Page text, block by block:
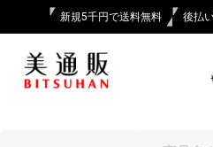
新規5千円で送料無料 後払